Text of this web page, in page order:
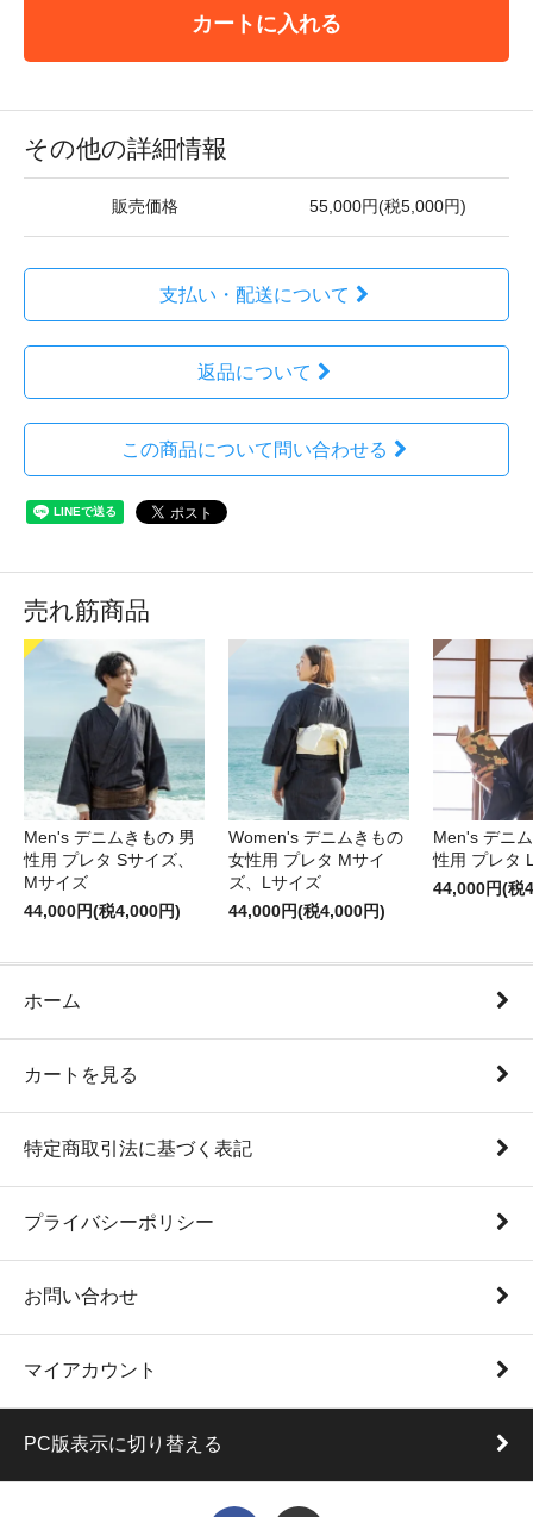
カートに入れる
その他の詳細情報
販売価格 55,000円(税5,000円)
支払い・配送について
返品について
この商品について問い合わせる
売れ筋商品
Men's デニムきもの 男
性用 プレタ Sサイズ、
Mサイズ
44,000円(税4,000円)
Women's デニムきもの
女性用 プレタ Mサイ
ズ、Lサイズ
44,000円(税4,000円)
Men's デニ
性用 プレタ
44,000円(税
ホーム
カートを見る
特定商取引法に基づく表記
プライバシーポリシー
お問い合わせ
マイアカウント
PC版表示に切り替える